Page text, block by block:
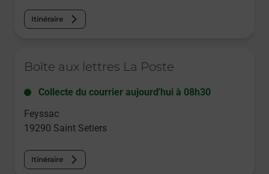
Itinéraire
Boîte aux lettres La Poste
Collecte du courrier aujourd'hui à 08h30
Feyssac
19290 Saint Setiers
Itinéraire